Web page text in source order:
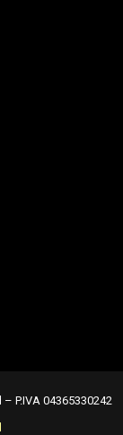
P.IVA 04365330242